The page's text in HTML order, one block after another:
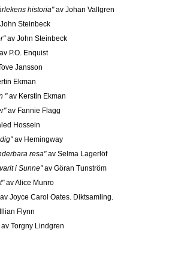
historia"av Johan Vallgren
Steinbeck
av John Steinbeck
P.O. Enquist
Jansson
Ekman
"av Kerstin Ekman
av Fannie Flagg
Hossein
av Hemingway
resa"av Selma Lagerlöf
i Sunne"av Göran Tunström
av Alice Munro
Joyce Carol Oates. Diktsamling.
Flynn
av Torgny Lindgren